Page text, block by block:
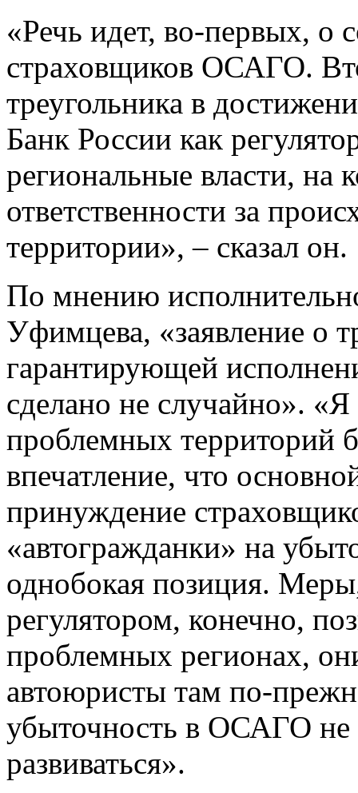
«Речь идет, во-первых, о
страховщиков ОСАГО.
треугольника в
Банк России как
региональные власти, на
ответственности за
территории», – сказал он.
По мнению
Уфимцева, «заявление о
гарантирующей
сделано не случайно». «Я
проблемных территорий
впечатление, что
принуждение
«автогражданки» на
однобокая позиция.
регулятором, конечно,
проблемных регионах,
автоюристы там по-
убыточность в ОСАГО не
развиваться».